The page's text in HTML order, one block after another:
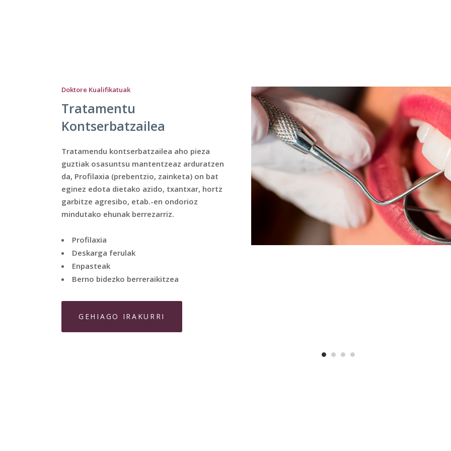
Doktore Kualifikatuak
Inplantologia
Odontologiaren barruan, inplantologia hortz-
inplanteak planifikatzen, jartzen eta
mantentze lana egiten duen espezialitatea da.
Honela, estetika eta mastikatze sistemaren
funtzioa errekuperatzen dira.
Inplante unitario edo multipleak
Inplante motzak
Protesi mugikorren ezartzea
GEHIAGO IRAKURRI